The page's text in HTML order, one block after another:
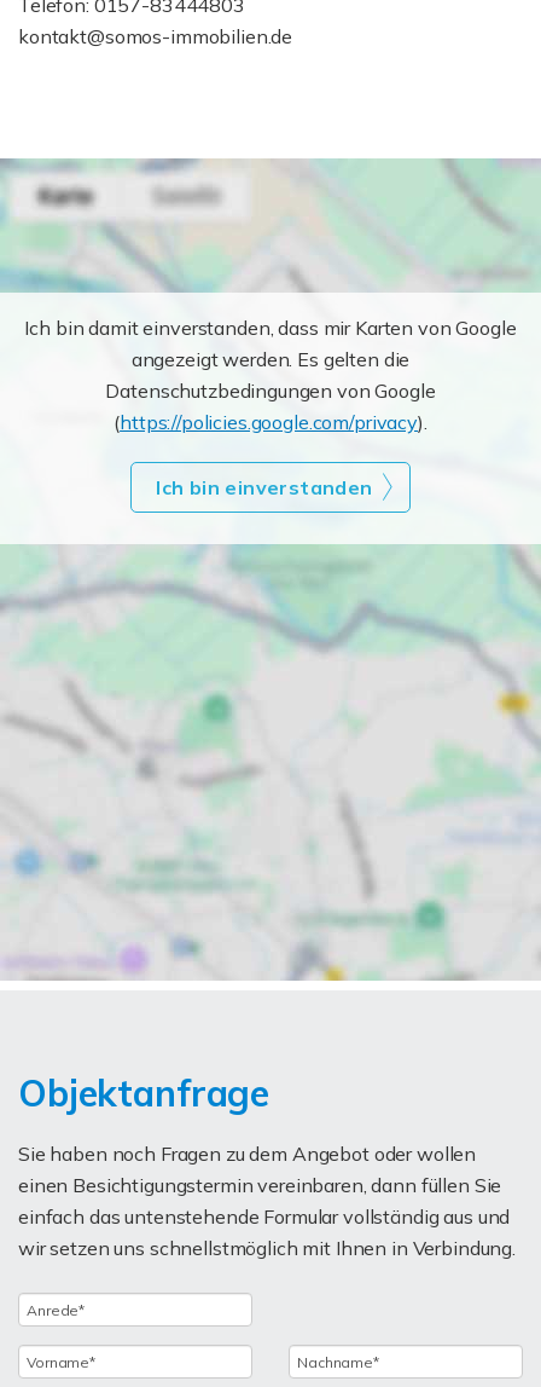
Telefon: 0157-83444803
kontakt@somos-immobilien.de
Ich bin damit einverstanden, dass mir Karten von Google
angezeigt werden. Es gelten die
Datenschutzbedingungen von Google
(https://policies.google.com/privacy).
Ich bin einverstanden
Objektanfrage
Sie haben noch Fragen zu dem Angebot oder wollen
einen Besichtigungstermin vereinbaren, dann füllen Sie
einfach das untenstehende Formular vollständig aus und
wir setzen uns schnellstmöglich mit Ihnen in Verbindung.